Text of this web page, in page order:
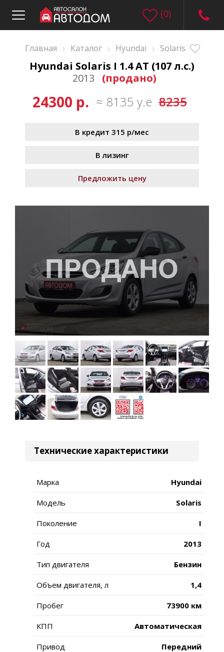
(0)
Главная › Каталог › Hyundai › Solaris
Hyundai Solaris I 1.4 AT (107 л.с.)
2013
(продано)
24300 р. ≈ 8135 у.е 8235
В кредит 315 р/мес
В лизинг
Предложить цену
Технические характеристики
Марка Hyundai
Модель Solaris
Поколение I
Год 2013
Тип двигателя Бензин
Объем двигателя, л 1,4
Пробег 73900 км
КПП Автоматическая
Привод Передний